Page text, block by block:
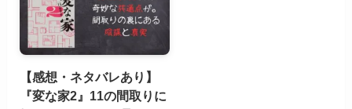
【感想・ネタバレあり】
『変な家2』11の間取りに